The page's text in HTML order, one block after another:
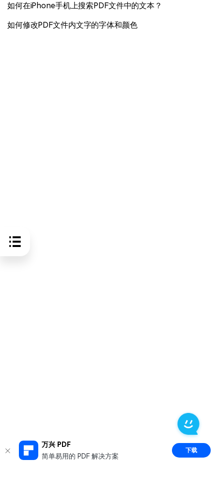
万兴 PDF
简单易用的 PDF 解决方案
下载
如何在iPhone手机上搜索PDF文件中的文本？
如何修改PDF文件内文字的字体和颜色